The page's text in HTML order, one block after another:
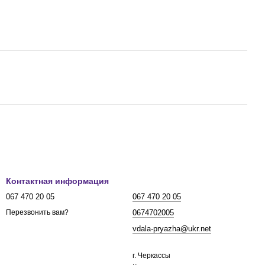
Контактная информация
067 470 20 05
Перезвонить вам?
067 470 20 05
0674702005
vdala-pryazha@ukr.net
г. Черкассы